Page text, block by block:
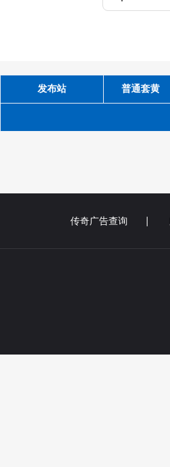
发布站 普通套黄
传奇广告查询